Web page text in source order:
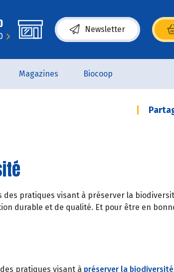
Newsletter
(s’ouvre dans une nouvelle
Magazines Biocoop
des pratiques visant à préserver la
durable et de qualité. Et pour être en
pratiques visant à préserver la biodiversité